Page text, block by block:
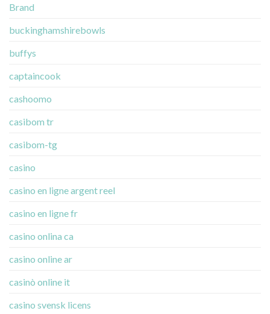
Brand
buckinghamshirebowls
buffys
captaincook
cashoomo
casibom tr
casibom-tg
casino
casino en ligne argent reel
casino en ligne fr
casino onlina ca
casino online ar
casinò online it
casino svensk licens